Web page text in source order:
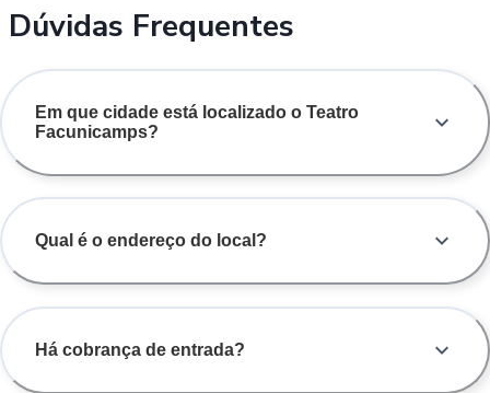
Dúvidas Frequentes
Em que cidade está localizado o Teatro
Facunicamps?
Qual é o endereço do local?
Há cobrança de entrada?